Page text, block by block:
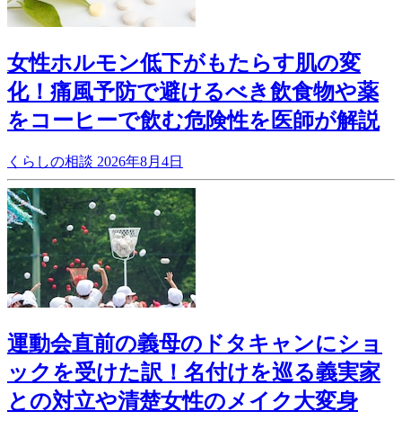
女性ホルモン低下がもたらす肌の変
化！痛風予防で避けるべき飲食物や薬
をコーヒーで飲む危険性を医師が解説
くらしの相談 2026年8月4日
運動会直前の義母のドタキャンにショ
ックを受けた訳！名付けを巡る義実家
との対立や清楚女性のメイク大変身